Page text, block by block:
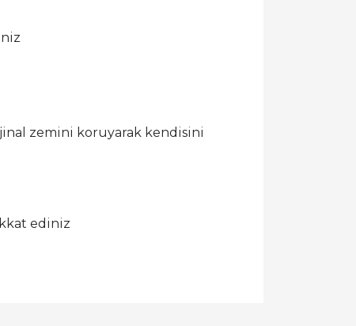
zemini koruyarak kendisini
ediniz